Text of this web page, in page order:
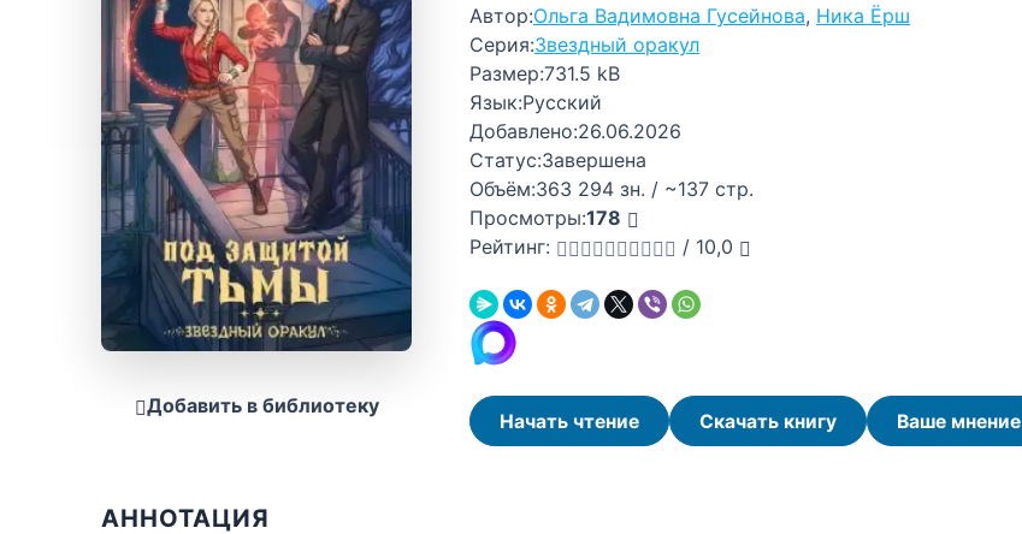
Добавить в библиотеку
Автор:Ольга Вадимовна Гусейнова, Ника Ёрш
Серия:Звездный оракул
Размер:731.5 kB
Язык:Русский
Добавлено:26.06.2026
Статус:Завершена
Объём:363 294 зн. / ~137 стр.
Просмотры:178
Рейтинг:
/ 10,0
Начать чтение Скачать книгу Ваше мнение
АННОТАЦИЯ